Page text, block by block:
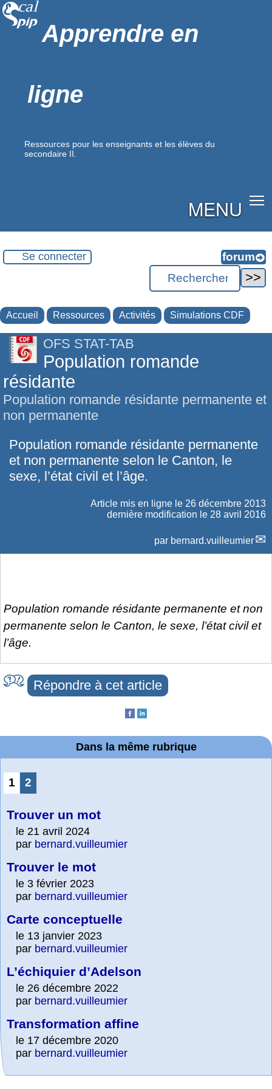
Apprendre en
ligne
Ressources pour les enseignants et les élèves du
secondaire II.
MENU
Se connecter
Accueil Ressources Activités Simulations CDF
OFS STAT-TAB
Population romande
résidante
Population romande résidante permanente et
non permanente
Population romande résidante permanente
et non permanente selon le Canton, le
sexe, l’état civil et l’âge.
Article mis en ligne le 26 décembre 2013
dernière modification le 28 avril 2016
par bernard.vuilleumier
Population romande résidante permanente et non
permanente selon le Canton, le sexe, l’état civil et
l’âge.
Répondre à cet article
Dans la même rubrique
1 2
Trouver un mot
le 21 avril 2024
par bernard.vuilleumier
Trouver le mot
le 3 février 2023
par bernard.vuilleumier
Carte conceptuelle
le 13 janvier 2023
par bernard.vuilleumier
L’échiquier d’Adelson
le 26 décembre 2022
par bernard.vuilleumier
Transformation affine
le 17 décembre 2020
par bernard.vuilleumier